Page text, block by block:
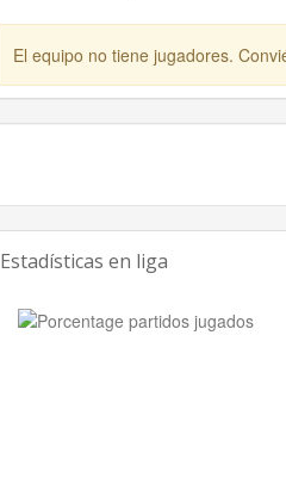
El equipo no tiene jugadores.
Estadísticas en liga